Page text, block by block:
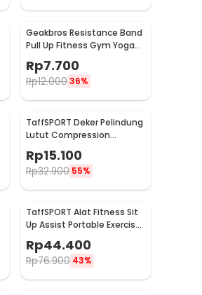
Geakbros Resistance Band
Pull Up Fitness Gym Yoga
YG34
Rp7.700
Rp12.00036%
TaffSPORT Deker Pelindung
Lutut Compression
M - SS7
Rp15.100
Rp32.900 55%
TaffSPORT Alat Fitness Sit
Up Assist Portable Exercise
Rp44.400
Rp76.900 43%